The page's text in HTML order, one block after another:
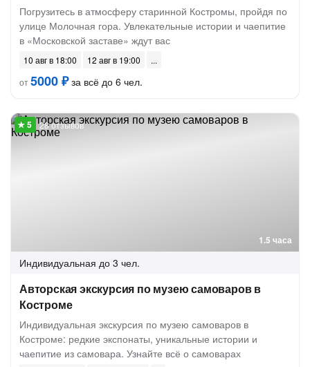
Погрузитесь в атмосферу старинной Костромы, пройдя по
улице Молочная гора. Увлекательные истории и чаепитие
в «Московской заставе» ждут вас
10 авг в 18:00
12 авг в 19:00
от5000 ₽за всё до 6 чел.
1.5 часа
28 отзывов
Индивидуальная до 3 чел.
Авторская экскурсия по музею самоваров в
Костроме
Индивидуальная экскурсия по музею самоваров в
Костроме: редкие экспонаты, уникальные истории и
чаепитие из самовара. Узнайте всё о самоварах